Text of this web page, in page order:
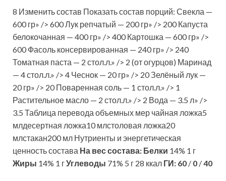
8 Изменить состав Показать состав порций: Свекла —
600 гр» /> 600 Лук репчатый — 200 гр» /> 200 Капуста
белокочанная — 400 гр» /> 400 Картошка — 600 гр» />
600 Фасоль консервированная — 240 гр» /> 240
Томатная паста — 2 стол.л.» /> 2 (от огурцов) Маринад
— 4 стол.л.» /> 4 Чеснок — 20 гр» /> 20 Зелёный лук —
20 гр» /> 20 Поваренная соль — 1 стол.л.» /> 1
Растительное масло — 2 стол.л.» /> 2 Вода — 3.5 л» />
3.5 Таблица перевода объемных мер чайная ложка5
млдесертная ложка10 млстоловая ложка20
млстакан200 мл Нутриенты и энергетическая
ценность состава На вес состава: Белки 14% 1 г
Жиры 14% 1 гУглеводы 71% 5 г 28 ккал ГИ: 60 / 0 /40